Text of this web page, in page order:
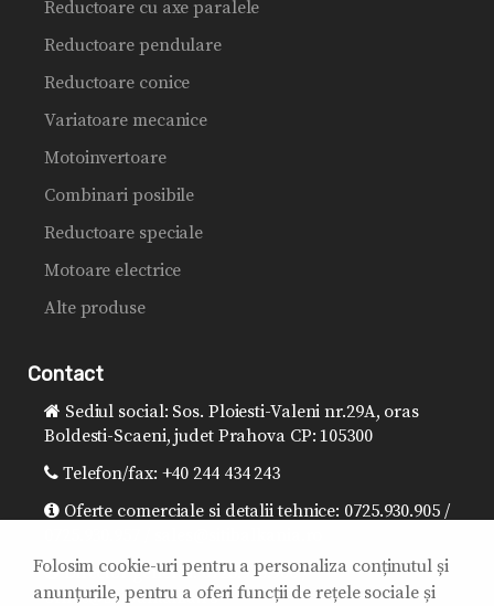
Reductoare cu axe paralele
Reductoare pendulare
Reductoare conice
Variatoare mecanice
Motoinvertoare
Combinari posibile
Reductoare speciale
Motoare electrice
Alte produse
Contact
Sediul social: Sos. Ploiesti-Valeni nr.29A, oras
Boldesti-Scaeni, judet Prahova CP: 105300
Telefon/fax: +40 244 434 243
Oferte comerciale si detalii tehnice: 0725.930.905 /
Director general: 0725.930.906 /
office@sitibalkania.ro
Folosim cookie-uri pentru a personaliza conținutul și
anunțurile, pentru a oferi funcții de rețele sociale și